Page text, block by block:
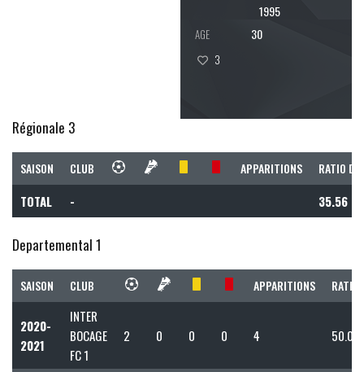
1995
AGE 30
3
Régionale 3
SAISON CLUB APPARITIONS RATIO
TOTAL - 35.56
Departemental 1
SAISON CLUB APPARITIONS RATIO
2020-
2021
INTER
BOCAGE
FC 1
2 0 0 0 4 50.00